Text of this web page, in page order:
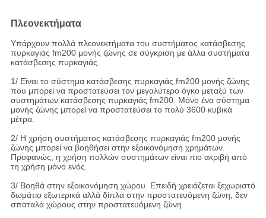
Πλεονεκτήματα
Υπάρχουν πολλά πλεονεκτήματα του συστήματος κατάσβεσης
πυρκαγιάς fm200 μονής ζώνης σε σύγκριση με άλλα συστήματα
κατάσβεσης πυρκαγιάς.
1/ Είναι το σύστημα κατάσβεσης πυρκαγιάς fm200 μονής ζώνης
που μπορεί να προστατεύσει τον μεγαλύτερο όγκο μεταξύ των
συστημάτων κατάσβεσης πυρκαγιάς fm200. Μόνο ένα σύστημα
μονής ζώνης μπορεί να προστατεύσει το πολύ 3600 κυβικά
μέτρα.
2/ Η χρήση συστήματος κατάσβεσης πυρκαγιάς fm200 μονής
ζώνης μπορεί να βοηθήσει στην εξοικονόμηση χρημάτων.
Προφανώς, η χρήση πολλών συστημάτων είναι πιο ακριβή από
τη χρήση μόνο ενός.
3/ Βοηθά στην εξοικονόμηση χώρου. Επειδή χρειάζεται ξεχωριστό
δωμάτιο εξωτερικά αλλά δίπλα στην προστατευόμενη ζώνη, δεν
σπαταλά χώρους στην προστατευόμενη ζώνη.